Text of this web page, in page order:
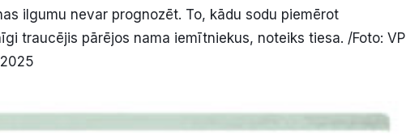
ilgumu nevar prognozēt. To, kādu sodu piemērot
traucējis pārējos nama iemītniekus, noteiks tiesa. /Foto: VP